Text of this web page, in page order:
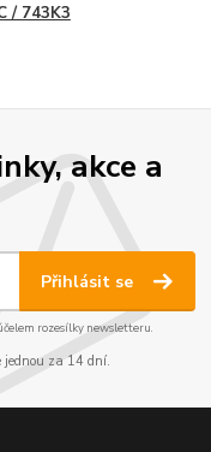
/ 743K3
akce a
Přihlásit se
rozesílky newsletteru.
za 14 dní.